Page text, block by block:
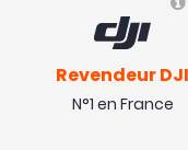
Revendeur DJI
N°1 en France